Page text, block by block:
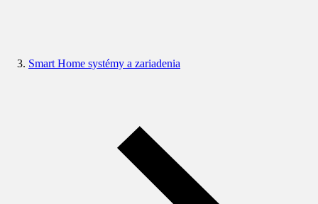
Smart Home systémy a zariadenia